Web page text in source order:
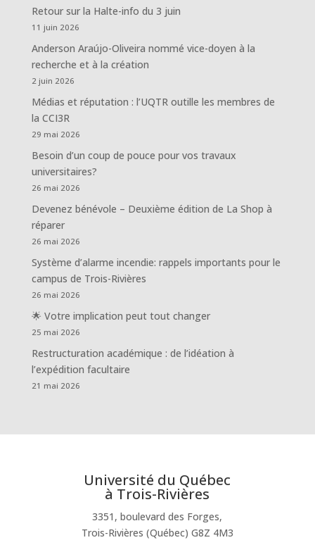
Retour sur la Halte-info du 3 juin
11 juin 2026
Anderson Araújo-Oliveira nommé vice-doyen à la
recherche et à la création
2 juin 2026
Médias et réputation : l’UQTR outille les membres de
la CCI3R
29 mai 2026
Besoin d’un coup de pouce pour vos travaux
universitaires?
26 mai 2026
Devenez bénévole – Deuxième édition de La Shop à
réparer
26 mai 2026
Système d’alarme incendie: rappels importants pour le
campus de Trois-Rivières
26 mai 2026
🌟 Votre implication peut tout changer
25 mai 2026
Restructuration académique : de l’idéation à
l’expédition facultaire
21 mai 2026
Université du Québec
à Trois-Rivières
3351, boulevard des Forges,
Trois-Rivières (Québec) G8Z 4M3